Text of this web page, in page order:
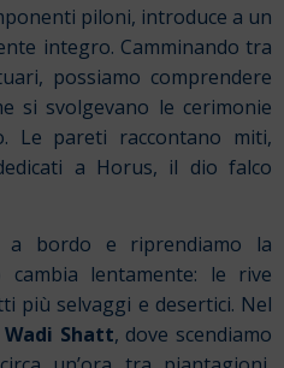
piloni, introduce a un
integro. Camminando tra
possiamo comprendere
si svolgevano le cerimonie
Le pareti raccontano miti,
a Horus, il dio falco
bordo e riprendiamo la
cambia lentamente: le rive
più selvaggi e desertici. Nel
Wadi Shatt, dove scendiamo